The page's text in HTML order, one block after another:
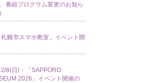
番組プログラム変更のお知ら
幌市スマホ教室」イベント開
8(日)・「SAPPORO
2026」イベント開催の